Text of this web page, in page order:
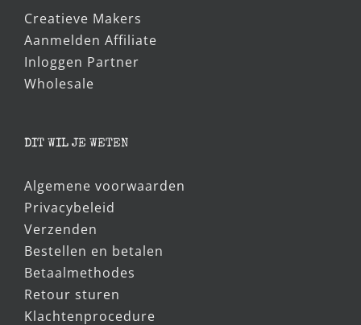
Creatieve Makers
Aanmelden Affiliate
Inloggen Partner
Wholesale
DIT WIL JE WETEN
Algemene voorwaarden
Privacybeleid
Verzenden
Bestellen en betalen
Betaalmethodes
Retour sturen
Klachtenprocedure